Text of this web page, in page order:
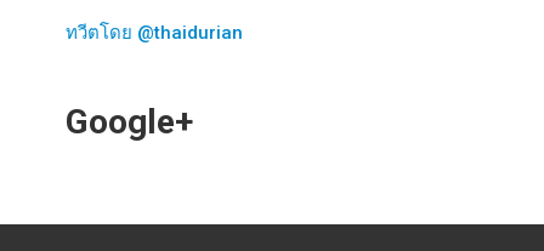
ทวีตโดย @thaidurian
Google+